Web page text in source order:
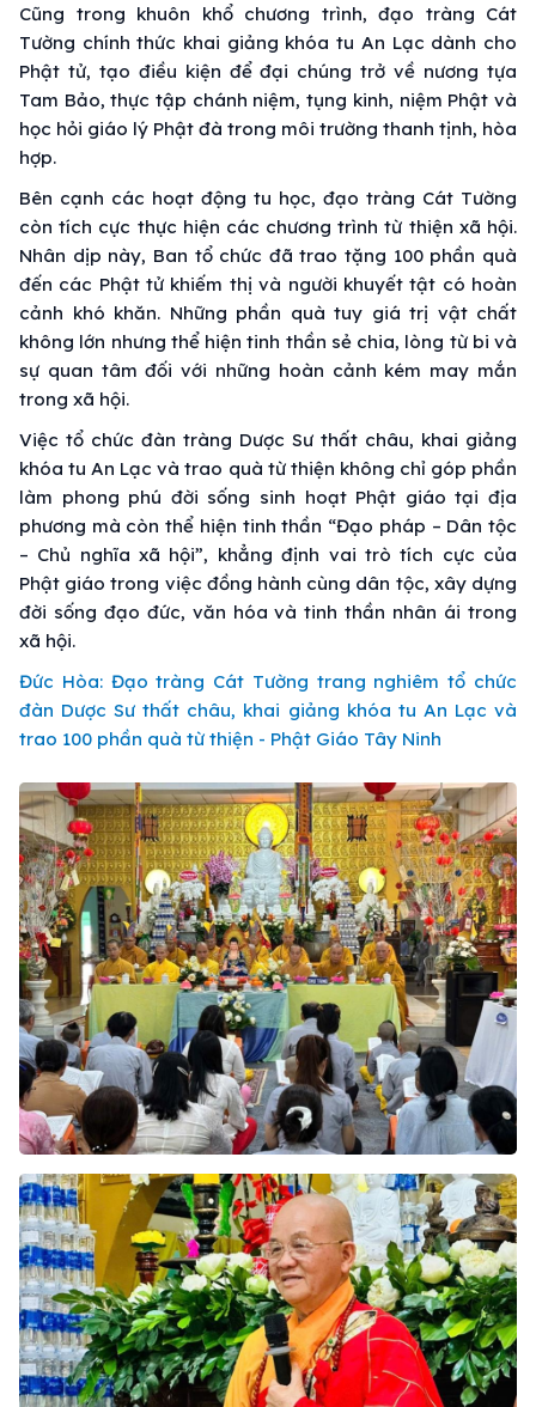
Cũng trong khuôn khổ chương trình, đạo tràng Cát
Tường chính thức khai giảng khóa tu An Lạc dành cho
Phật tử, tạo điều kiện để đại chúng trở về nương tựa
Tam Bảo, thực tập chánh niệm, tụng kinh, niệm Phật và
học hỏi giáo lý Phật đà trong môi trường thanh tịnh, hòa
hợp.
Bên cạnh các hoạt động tu học, đạo tràng Cát Tường
còn tích cực thực hiện các chương trình từ thiện xã hội.
Nhân dịp này, Ban tổ chức đã trao tặng 100 phần quà
đến các Phật tử khiếm thị và người khuyết tật có hoàn
cảnh khó khăn. Những phần quà tuy giá trị vật chất
không lớn nhưng thể hiện tinh thần sẻ chia, lòng từ bi và
sự quan tâm đối với những hoàn cảnh kém may mắn
trong xã hội.
Việc tổ chức đàn tràng Dược Sư thất châu, khai giảng
khóa tu An Lạc và trao quà từ thiện không chỉ góp phần
làm phong phú đời sống sinh hoạt Phật giáo tại địa
phương mà còn thể hiện tinh thần “Đạo pháp – Dân tộc
– Chủ nghĩa xã hội”, khẳng định vai trò tích cực của
Phật giáo trong việc đồng hành cùng dân tộc, xây dựng
đời sống đạo đức, văn hóa và tinh thần nhân ái trong
xã hội.
Đức Hòa: Đạo tràng Cát Tường trang nghiêm tổ chức
đàn Dược Sư thất châu, khai giảng khóa tu An Lạc và
trao 100 phần quà từ thiện - Phật Giáo Tây Ninh